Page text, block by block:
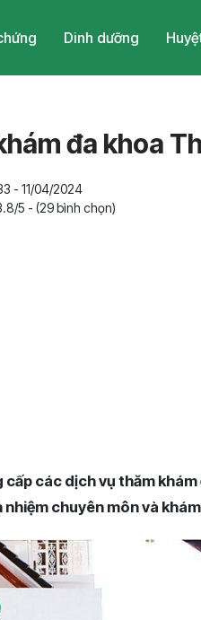
Dinh dưỡng
đa khoa
- 11/04/2024
5 - (29 bình chọn)
các dịch vụ thăm khám
chuyên môn và